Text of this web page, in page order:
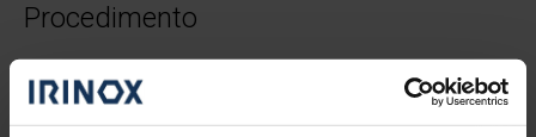
Procedimento
Scalda il latte a 40°C e aggiungi lo starter (puoi usare
fermenti in bustina o 1 vasetto di yogurt). Versa il
composto in una caraffa o in piccoli vasetti e lascia